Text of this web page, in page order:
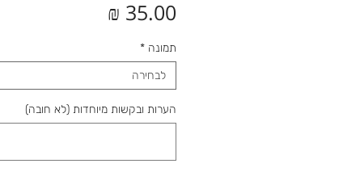
תמונה *
לבחירה
הערות ובקשות מיוחדות (לא חובה)